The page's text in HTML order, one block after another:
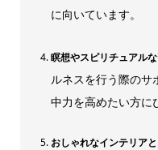
に向いています。
瞑想やスピリチュアル
ルネスを行う際の
中力を高めたい方に
おしゃれなインテリア